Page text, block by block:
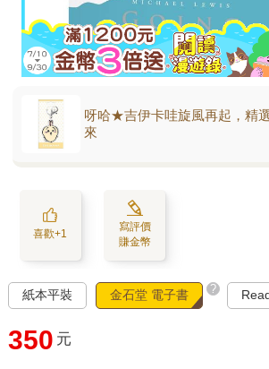
呀哈★吉伊卡哇旋風再起，精
來
喜歡+1
寫評價
賺金幣
紙本平裝 金石堂 電子書 ?
350 元